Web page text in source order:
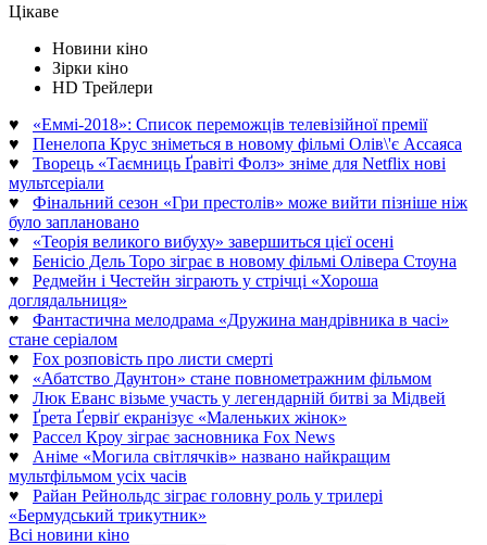
Цікаве
Новини кіно
Зірки кіно
HD Трейлери
♥ «Еммі-2018»: Список переможців телевізійної премії
♥ Пенелопа Крус зніметься в новому фільмі Олів\'є Ассаяса
♥ Творець «Таємниць Ґравіті Фолз» зніме для Netflix нові
мультсеріали
♥ Фінальний сезон «Гри престолів» може вийти пізніше ніж
було заплановано
♥ «Теорія великого вибуху» завершиться цієї осені
♥ Бенісіо Дель Торо зіграє в новому фільмі Олівера Стоуна
♥ Редмейн і Честейн зіграють у стрічці «Хороша
доглядальниця»
♥ Фантастична мелодрама «Дружина мандрівника в часі»
стане серіалом
♥ Fox розповість про листи смерті
♥ «Абатство Даунтон» стане повнометражним фільмом
♥ Люк Еванс візьме участь у легендарній битві за Мідвей
♥ Ґрета Ґервіґ екранізує «Маленьких жінок»
♥ Рассел Кроу зіграє засновника Fox News
♥ Аніме «Могила світлячків» названо найкращим
мультфільмом усіх часів
♥ Райан Рейнольдс зіграє головну роль у трилері
«Бермудський трикутник»
Всі новини кіно